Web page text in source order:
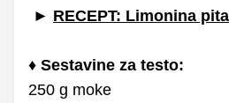
► RECEPT: Limonina
♦ Sestavine za testo:
250 g moke